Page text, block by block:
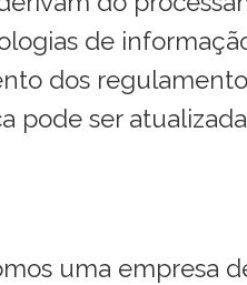
de
dos
pode ser
uma empresa